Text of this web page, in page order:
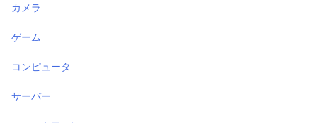
カメラ
ゲーム
コンピュータ
サーバー